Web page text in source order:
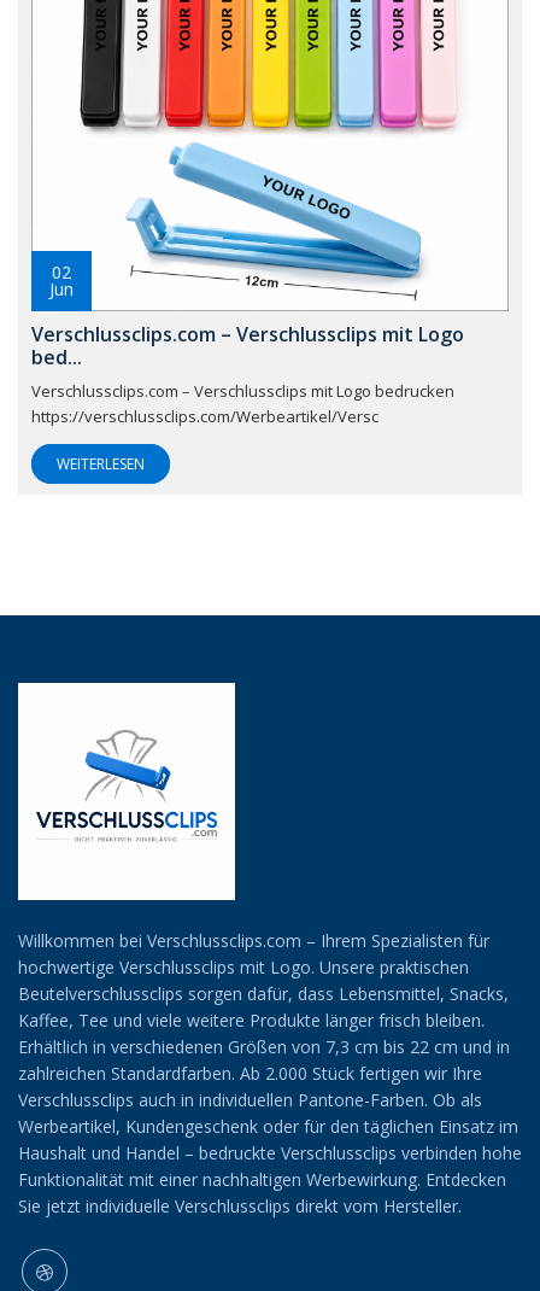
02
Jun
Verschlussclips.com – Verschlussclips mit Logo
bed...
Verschlussclips.com – Verschlussclips mit Logo bedrucken
https://verschlussclips.com/Werbeartikel/Versc
WEITERLESEN
Willkommen bei Verschlussclips.com – Ihrem Spezialisten für
hochwertige Verschlussclips mit Logo. Unsere praktischen
Beutelverschlussclips sorgen dafür, dass Lebensmittel, Snacks,
Kaffee, Tee und viele weitere Produkte länger frisch bleiben.
Erhältlich in verschiedenen Größen von 7,3 cm bis 22 cm und in
zahlreichen Standardfarben. Ab 2.000 Stück fertigen wir Ihre
Verschlussclips auch in individuellen Pantone-Farben. Ob als
Werbeartikel, Kundengeschenk oder für den täglichen Einsatz im
Haushalt und Handel – bedruckte Verschlussclips verbinden hohe
Funktionalität mit einer nachhaltigen Werbewirkung. Entdecken
Sie jetzt individuelle Verschlussclips direkt vom Hersteller.